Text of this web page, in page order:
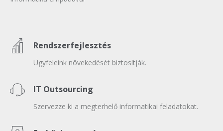
Rendszerfejlesztés
Ügyfeleink növekedését biztosítják.
IT Outsourcing
Szervezze ki a megterhelő informatikai feladatokat.